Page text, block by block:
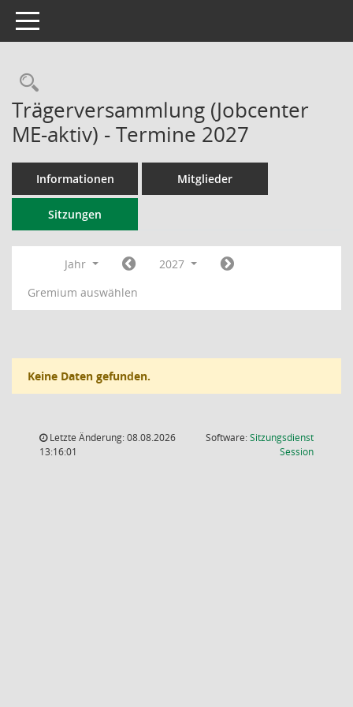
Toggle navigation
Rechercheauswahl
Trägerversammlung (Jobcenter
ME-aktiv) - Termine 2027
Informationen Mitglieder
Sitzungen
Jahr
2027
Gremium auswählen
Keine Daten gefunden.
Letzte Änderung: 08.08.2026
13:16:01
Software:Sitzungsdienst
Session(Wird in